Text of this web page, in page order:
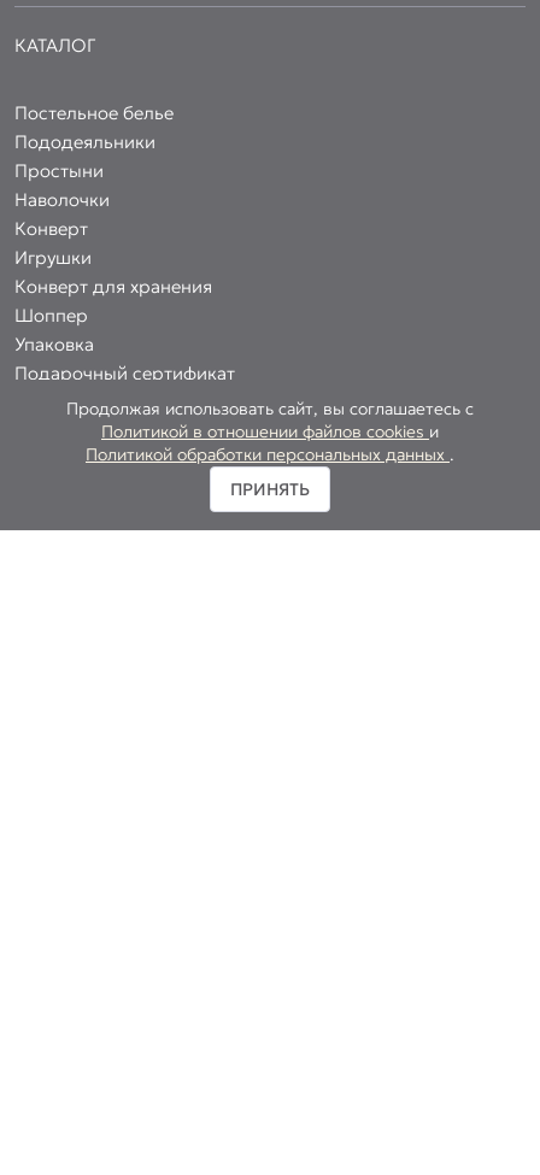
КАТАЛОГ
Постельное белье
Пододеяльники
Простыни
Наволочки
Конверт
Игрушки
Конверт для хранения
Шоппер
Упаковка
Подарочный сертификат
О БРЕНДЕ
Продолжая использовать сайт, вы соглашаетесь с
Политикой в отношении файлов cookies и
Политикой обработки персональных данных .
ПРИНЯТЬ